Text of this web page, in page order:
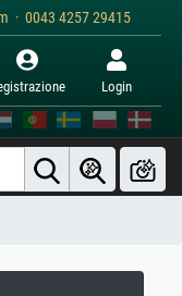
· 0043 4257 29415
Login